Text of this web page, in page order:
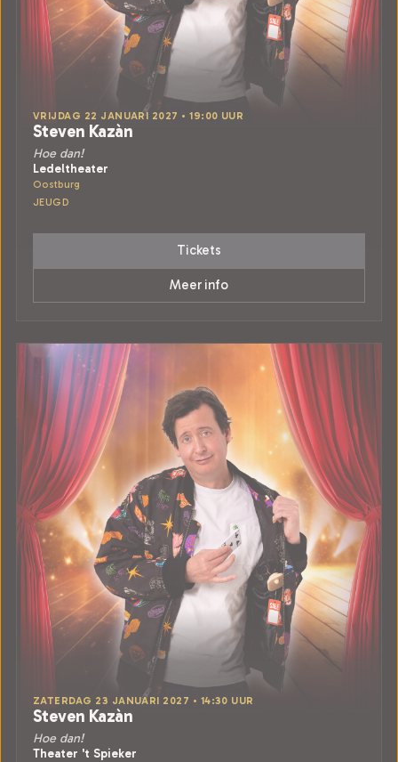
VRIJDAG 22 JANUARI 2027 • 19:00 UUR
Steven Kazàn
Hoe dan!
Ledeltheater
Oostburg
JEUGD
Tickets
Meer info
ZATERDAG 23 JANUARI 2027 • 14:30 UUR
Steven Kazàn
Hoe dan!
Theater 't Spieker